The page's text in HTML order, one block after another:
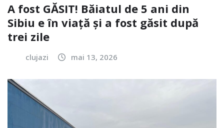
A fost GĂSIT! Băiatul de 5 ani din
Sibiu e în viață și a fost găsit după
trei zile
clujazi mai 13, 2026